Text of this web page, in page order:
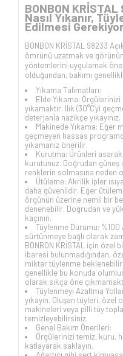
BONBON
Nasıl Yıkanır,
Edilmesi
BONBON KRİSTAL 98233
ömrünü uzatmak ve
yöntemlerini uygulamak
olduğundan, bakımı
Yıkama Talimatları:
Elde Yıkama:
yıkamaktır. Ilık (30°C'yi
deterjanla nazikçe yıkayınız.
Makinede Yıkama: Eğer
geçmeyen hassas
yıkamanız önerilir.
Kurutma: Ürünleri
kurutunuz. Doğrudan güneş
renklerin solmasına neden
Ütüleme: Akrilik ipler
daha güvenlidir. Eğer
örgünün üzerine nemli bir
denenebilir. Doğrudan ve
kaçının.
Tüylenme Durumu:
sürtünmeye bağlı olarak
BONBON KRİSTAL için özel
ibaresi bulunmadığından,
miktar tüylenme
genellikle bu konuda
olarak sıkça öne
Tüylenmeyi Azaltma
yıkayın. Oluşan tüyleri,
makineleri veya pilli tüy
temizleyebilirsiniz.
Genel Bakım Önerileri:
Örgülerinizi temiz, kuru,
katlayarak saklayın.